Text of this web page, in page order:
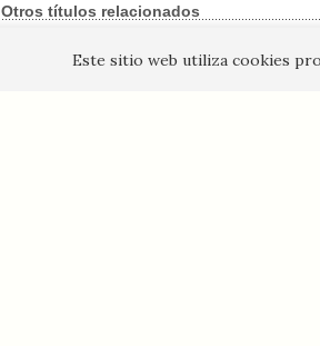
Otros títulos relacionados
Este sitio web utiliza cookies